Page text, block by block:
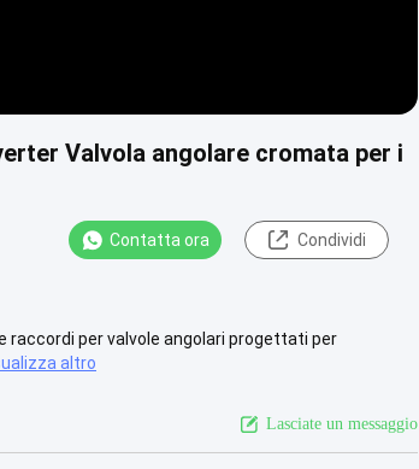
Valvola angolare cromata per i
Contatta ora Condividi
per valvole angolari progettati per
altro
Lasciate un messaggio